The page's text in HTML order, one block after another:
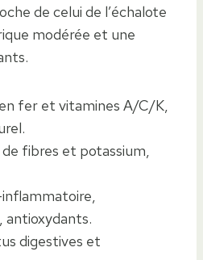
de celui de l’échalote
modérée et une
fer et vitamines A/C/K,
de fibres et potassium,
digestives et